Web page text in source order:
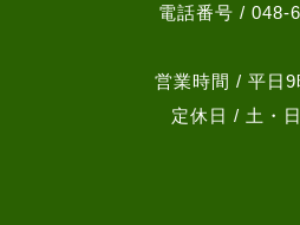
電話番号 / 048-
営業時間 / 平日9
定休日 / 土・